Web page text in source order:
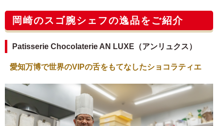
岡崎のスゴ腕シェフの逸品をご紹介
Patisserie Chocolaterie AN LUXE（アンリュクス）
愛知万博で世界のVIPの舌をもてなしたショコラティエ